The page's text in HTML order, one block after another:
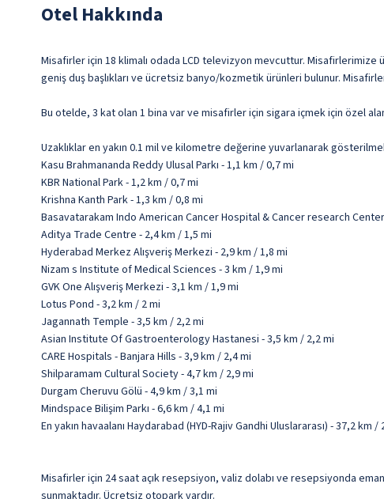
Otel Hakkında
Misafirler için 18 klimalı odada LCD televizyon mevcuttur.
geniş duş başlıkları ve ücretsiz banyo/kozmetik ürünleri bulunur.
Bu otelde, 3 kat olan 1 bina var ve misafirler için sigara içmek için özel
Uzaklıklar en yakın 0.1 mil ve kilometre değerine yuvarlanarak
Kasu Brahmananda Reddy Ulusal Parkı - 1,1 km / 0,7 mi
KBR National Park - 1,2 km / 0,7 mi
Krishna Kanth Park - 1,3 km / 0,8 mi
Basavatarakam Indo American Cancer Hospital & Cancer research
Aditya Trade Centre - 2,4 km / 1,5 mi
Hyderabad Merkez Alışveriş Merkezi - 2,9 km / 1,8 mi
Nizam s Institute of Medical Sciences - 3 km / 1,9 mi
GVK One Alışveriş Merkezi - 3,1 km / 1,9 mi
Lotus Pond - 3,2 km / 2 mi
Jagannath Temple - 3,5 km / 2,2 mi
Asian Institute Of Gastroenterology Hastanesi - 3,5 km / 2,2 mi
CARE Hospitals - Banjara Hills - 3,9 km / 2,4 mi
Shilparamam Cultural Society - 4,7 km / 2,9 mi
Durgam Cheruvu Gölü - 4,9 km / 3,1 mi
Mindspace Bilişim Parkı - 6,6 km / 4,1 mi
En yakın havaalanı Haydarabad (HYD-Rajiv Gandhi Uluslararası) - 37,2 km /
Misafirler için 24 saat açık resepsiyon, valiz dolabı ve resepsiyonda